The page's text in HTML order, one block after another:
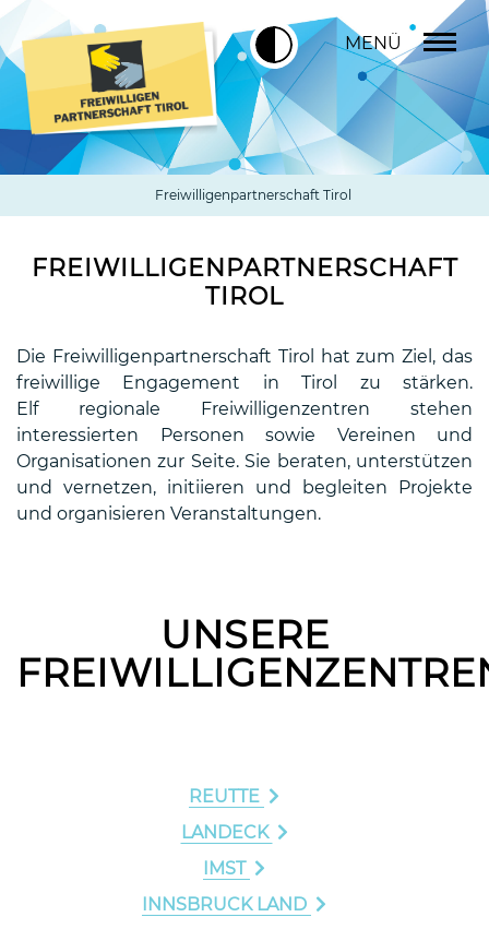
MENÜ
Freiwilligenpartnerschaft Tirol
FREIWILLIGENPARTNERSCHAFT
TIROL
Die Freiwilligenpartnerschaft Tirol hat zum Ziel, das
freiwillige Engagement in Tirol zu stärken.
Elf regionale Freiwilligenzentren stehen
interessierten Personen sowie Vereinen und
Organisationen zur Seite. Sie beraten, unterstützen
und vernetzen, initiieren und begleiten Projekte
und organisieren Veranstaltungen.
UNSERE
REUTTE
LANDECK
IMST
INNSBRUCK LAND